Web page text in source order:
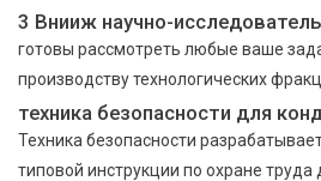
3 Внииж научно-
готовы рассмотреть любые ваше
производству технологических
техника безопасности для
Техника безопасности
типовой инструкции по охране труда